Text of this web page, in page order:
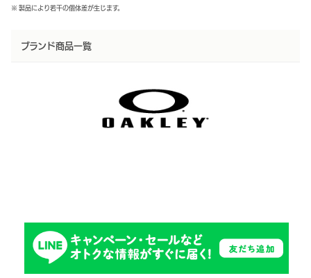
※ 製品により若干の個体差が生じます。
ブランド商品一覧